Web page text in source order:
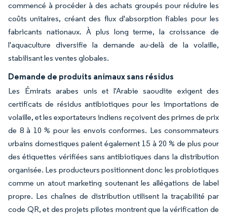
commencé à procéder à des achats groupés pour réduire les
coûts unitaires, créant des flux d'absorption fiables pour les
fabricants nationaux. À plus long terme, la croissance de
l'aquaculture diversifie la demande au-delà de la volaille,
stabilisant les ventes globales.
Demande de produits animaux sans résidus
Les Émirats arabes unis et l'Arabie saoudite exigent des
certificats de résidus antibiotiques pour les importations de
volaille, et les exportateurs indiens reçoivent des primes de prix
de 8 à 10 % pour les envois conformes. Les consommateurs
urbains domestiques paient également 15 à 20 % de plus pour
des étiquettes vérifiées sans antibiotiques dans la distribution
organisée. Les producteurs positionnent donc les probiotiques
comme un atout marketing soutenant les allégations de label
propre. Les chaînes de distribution utilisent la traçabilité par
code QR, et des projets pilotes montrent que la vérification de